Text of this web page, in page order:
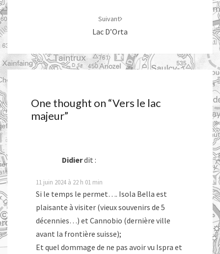
Suivant
Lac D’Orta
One thought on “Vers le lac
majeur”
Didierdit :
11 juin 2024 à 22 h 01 min
Si le temps le permet…. Isola Bella est
plaisante à visiter (vieux souvenirs de 5
décennies…) et Cannobio (dernière ville
avant la frontière suisse);
Et quel dommage de ne pas avoir vu Ispra et